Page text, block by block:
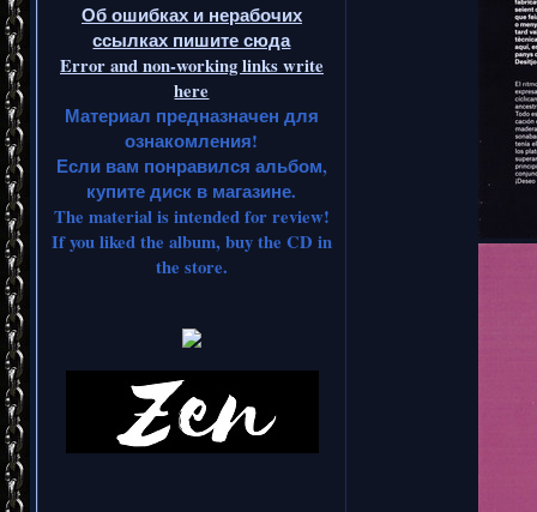
Об ошибках и нерабочих
ссылках пишите сюда
Error and non-working links write
here
Материал предназначен для
ознакомления!
Если вам понравился альбом,
купите диск в магазине.
The material is intended for review!
If you liked the album, buy the CD in
the store.